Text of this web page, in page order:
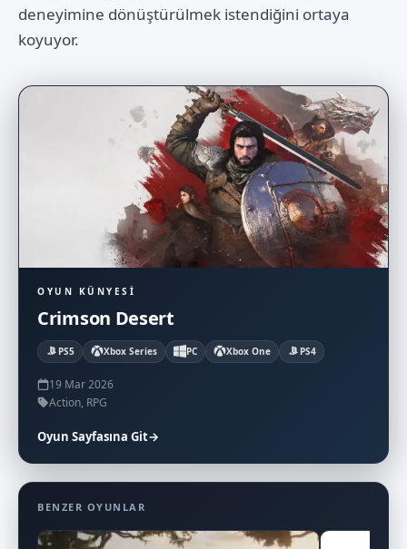
deneyimine dönüştürülmek istendiğini ortaya
koyuyor.
OYUN KÜNYESI
Crimson Desert
PS5 Xbox Series PC Xbox One PS4
19 Mar 2026
Action, RPG
Oyun Sayfasına Git→
BENZER OYUNLAR